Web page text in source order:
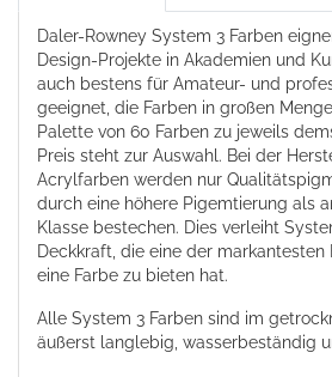
Daler-Rowney System 3 Farben
Design-Projekte in Akademien und
auch bestens für Amateur- und
geeignet, die Farben in großen
Palette von 60 Farben zu jeweils
Preis steht zur Auswahl. Bei der
Acrylfarben werden nur
durch eine höhere Pigemtierung als
Klasse bestechen. Dies verleiht
Deckkraft, die eine der
eine Farbe zu bieten hat.
Alle System 3 Farben sind im
äußerst langlebig, wasserbeständig